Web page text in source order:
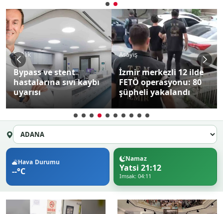
Sağlık
Bypass ve stent
hastalarına sıvı kaybı
uyarısı
Asayiş
İzmir merkezli 12 ilde
FETÖ operasyonu: 80
şüpheli yakalandı
Hava Durumu
--°C
Namaz
Yatsi 21:12
Imsak: 04:11